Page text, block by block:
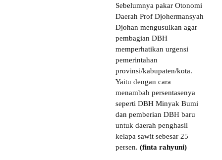
Sebelumnya pakar Otonomi
Daerah Prof Djohermansyah
Djohan mengusulkan agar
pembagian DBH
memperhatikan urgensi
pemerintahan
provinsi/kabupaten/kota.
Yaitu dengan cara
menambah persentasenya
seperti DBH Minyak Bumi
dan pemberian DBH baru
untuk daerah penghasil
kelapa sawit sebesar 25
persen. (finta rahyuni)